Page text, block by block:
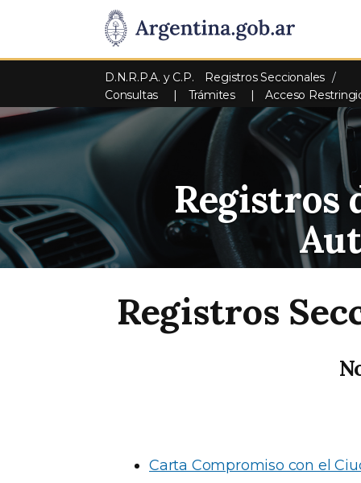
Consultas Trámites Acceso
D.N.R.P.A. y C.P. Registros Seccionales
Registros
Registros
Carta Compromiso con el